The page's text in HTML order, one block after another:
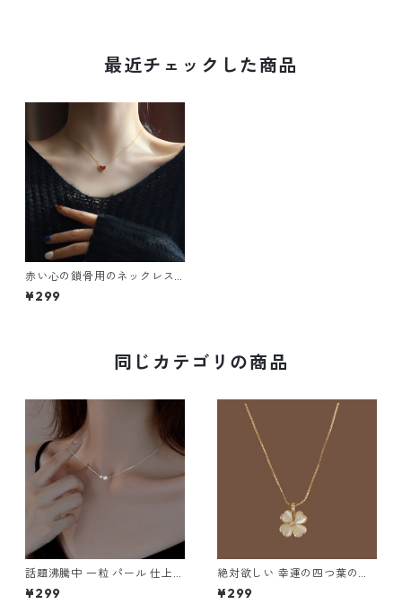
最近チェックした商品
赤い心の鎖骨用のネックレス
でかわいい シルバー925 ハー
ト型 ネックレス m-324
¥299
同じカテゴリの商品
話題沸騰中 一粒 パール 仕上げ
ベネチアンチェーン ネックレ
ス m-325
¥299
絶対欲しい 幸運の四つ葉のク
ローバー シルバー925 ネック
レス m-323
¥299